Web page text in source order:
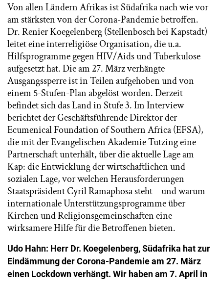
Von allen Ländern Afrikas ist Südafrika nach wie vor
am stärksten von der Corona-Pandemie betroffen.
Dr. Renier Koegelenberg (Stellenbosch bei Kapstadt)
leitet eine interreligiöse Organisation, die u.a.
Hilfsprogramme gegen HIV/Aids und Tuberkulose
aufgesetzt hat. Die am 27. März verhängte
Ausgangssperre ist in Teilen aufgehoben und von
einem 5-Stufen-Plan abgelöst worden. Derzeit
befindet sich das Land in Stufe 3. Im Interview
berichtet der Geschäftsführende Direktor der
Ecumenical Foundation of Southern Africa (EFSA),
die mit der Evangelischen Akademie Tutzing eine
Partnerschaft unterhält, über die aktuelle Lage am
Kap: die Entwicklung der wirtschaftlichen und
sozialen Lage, vor welchen Herausforderungen
Staatspräsident Cyril Ramaphosa steht – und warum
internationale Unterstützungsprogramme über
Kirchen und Religionsgemeinschaften eine
wirksamere Hilfe für die Betroffenen bieten.
Udo Hahn: Herr Dr. Koegelenberg, Südafrika hat zur
Eindämmung der Corona-Pandemie am 27. März
einen Lockdown verhängt. Wir haben am 7. April in